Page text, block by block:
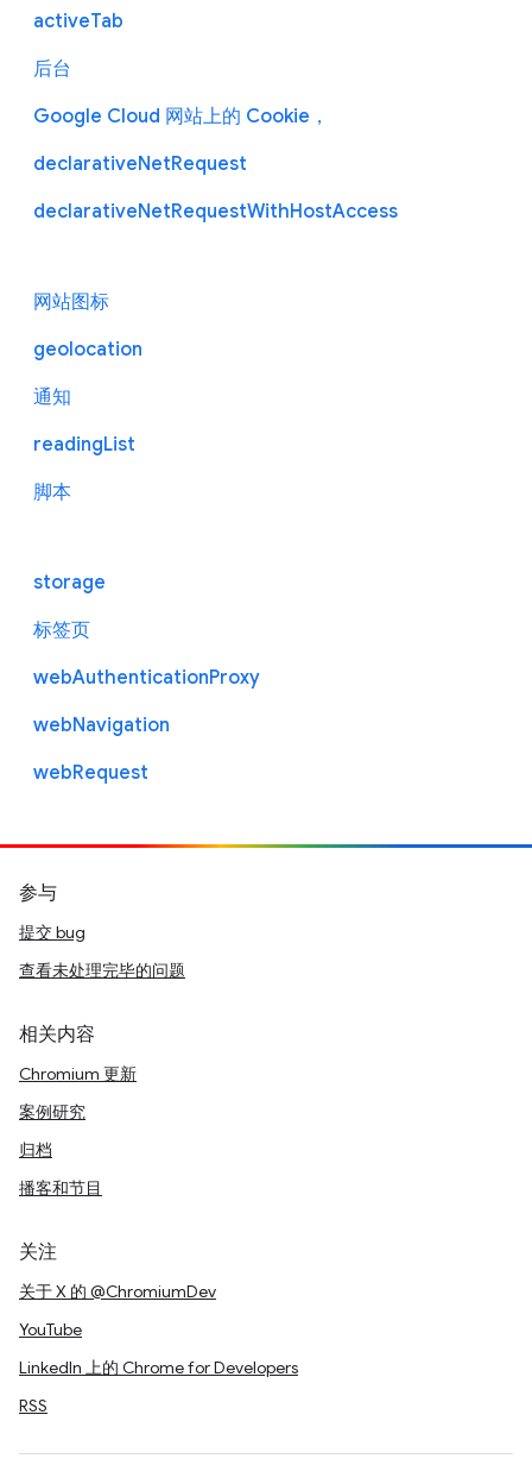
activeTab
后台
Google Cloud 网站上的 Cookie，
declarativeNetRequest
declarativeNetRequestWithHostAccess
网站图标
geolocation
通知
readingList
脚本
storage
标签页
webAuthenticationProxy
webNavigation
webRequest
参与
提交 bug
查看未处理完毕的问题
相关内容
Chromium 更新
案例研究
归档
播客和节目
关注
关于 X 的 @ChromiumDev
YouTube
LinkedIn 上的 Chrome for Developers
RSS